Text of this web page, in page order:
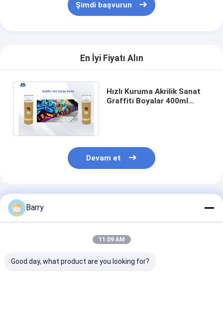
Şimdi başvurun
En İyi Fiyatı Alın
Hızlı Kuruma Akrilik Sanat
Graffiti Boyalar 400ml
Devam et
Önerilen Ürünler
Barry
11:09 AM
Good day, what product are you looking for?